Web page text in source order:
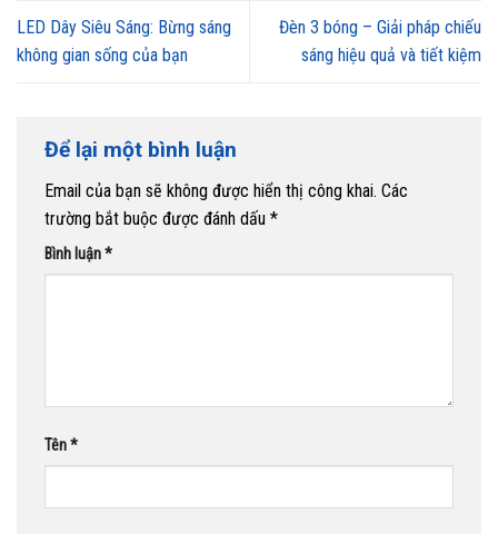
LED Dây Siêu Sáng: Bừng sáng
không gian sống của bạn
Đèn 3 bóng – Giải pháp chiếu
sáng hiệu quả và tiết kiệm
Để lại một bình luận
Email của bạn sẽ không được hiển thị công khai. Các
trường bắt buộc được đánh dấu *
Bình luận*
Tên*